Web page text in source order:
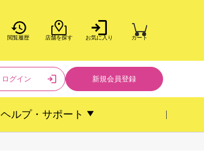
閲覧履歴 店舗を探す お気に入り カート
ログイン 新規会員登録
ヘルプ・サポート